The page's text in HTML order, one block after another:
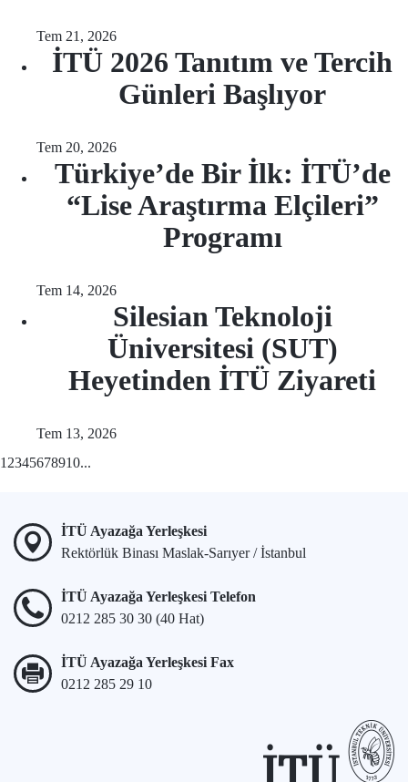
Tem 21, 2026
İTÜ 2026 Tanıtım ve Tercih
Günleri Başlıyor
Tem 20, 2026
Türkiye’de Bir İlk: İTÜ’de
“Lise Araştırma Elçileri”
Programı
Tem 14, 2026
Silesian Teknoloji
Üniversitesi (SUT)
Heyetinden İTÜ Ziyareti
Tem 13, 2026
1 2345678910...
İTÜ Ayazağa Yerleşkesi
Rektörlük Binası Maslak-Sarıyer / İstanbul
İTÜ Ayazağa Yerleşkesi Telefon
0212 285 30 30 (40 Hat)
İTÜ Ayazağa Yerleşkesi Fax
0212 285 29 10